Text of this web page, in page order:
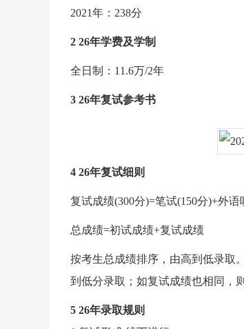
2021年：238分
2 26年学费及学制
全日制：11.6万/2年
3 26年复试参考书
4 26年复试细则
复试成绩(300分)=笔试(150分)+外
总成绩=初试成绩+复试成绩
按考生总成绩排序，由高到低录取
到低分录取；如复试成绩也相同，
5 26年录取规则